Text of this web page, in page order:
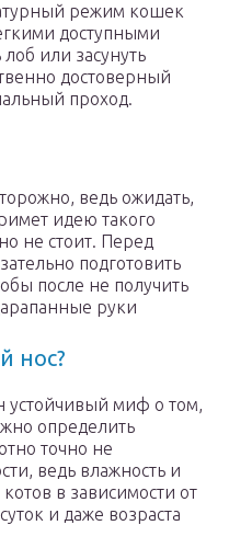
режим кошек
доступными
или засунуть
достоверный
проход.
ведь ожидать,
идею такого
не стоит. Перед
подготовить
после не получить
руки
нос?
устойчивый миф о том,
определить
точно не
ведь влажность и
в зависимости от
и даже возраста